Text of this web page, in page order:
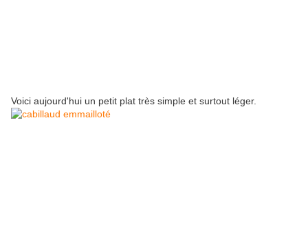
Voici aujourd'hui un petit plat très simple et surtout léger.